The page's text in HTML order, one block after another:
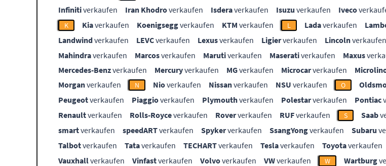
Infinitiverkaufen Iran Khodroverkaufen Isderaverkaufen Isuzu verkaufen Iveco
K Kiaverkaufen Koenigseggverkaufen KTM verkaufen L Ladaverkaufen
Landwindverkaufen LEVCverkaufen Lexusverkaufen Ligierverkaufen Lincolnverkaufen
Mahindraverkaufen Marcosverkaufen Marutiverkaufen Maserativerkaufen Maxus
Mercedes-Benzverkaufen Mercuryverkaufen MGverkaufen Microcarverkaufen
Morganverkaufen N Nioverkaufen Nissanverkaufen NSU verkaufen O
Peugeotverkaufen Piaggioverkaufen Plymouthverkaufen Polestarverkaufen Pontiac
Renaultverkaufen Rolls-Royceverkaufen Roververkaufen RUFverkaufen S Saab
smartverkaufen speedARTverkaufen Spykerverkaufen SsangYongverkaufen Subaru
Talbotverkaufen Tataverkaufen TECHARTverkaufen Teslaverkaufen Toyotaverkaufen
Vauxhallverkaufen Vinfastverkaufen Volvoverkaufen VWverkaufen W Wartburg